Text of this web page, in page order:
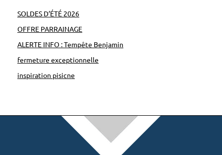
c
t
é
e
s
SOLDES D’ÉTÉ 2026
OFFRE PARRAINAGE
ALERTE INFO : Tempête Benjamin
fermeture exceptionnelle
inspiration pisicne